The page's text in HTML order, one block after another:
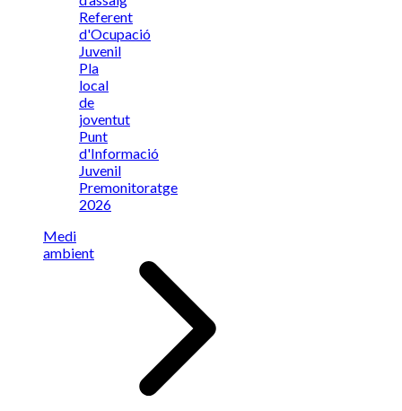
Referent
d'Ocupació
Juvenil
Pla
local
de
joventut
Punt
d'Informació
Juvenil
Premonitoratge
2026
Medi
ambient